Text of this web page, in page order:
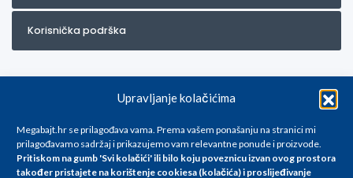
Upravljanje kolačićima
Megabajt.hr se prilagođava vama. Prema vašem ponašanju na stranici mi
prilagođavamo sadržaj i prikazujemo vam relevantne ponude i proizvode.
Pritiskom na gumb 'Svi kolačići' ili bilo koju poveznicu izvan ovog prostora
također pristajete na korištenje cookiesa (kolačića) i proslijeđivanje
Korisnička podrška
Za artikle kojih trenutno nema u ponudi obratite nam se na